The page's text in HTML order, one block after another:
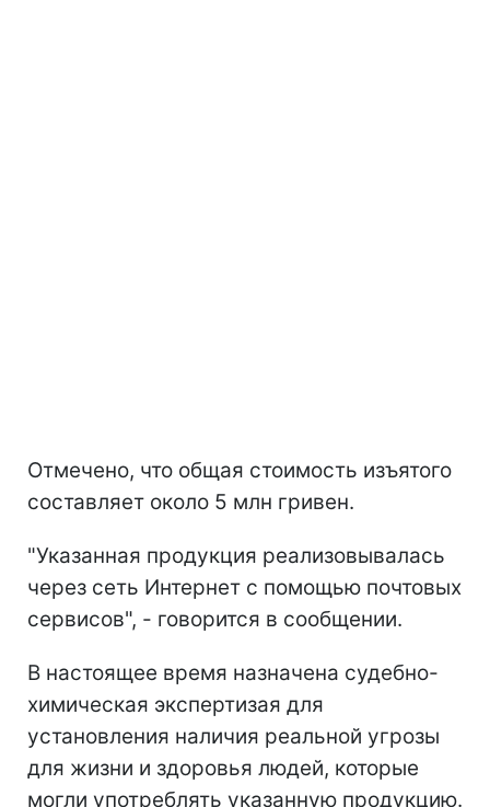
Отмечено, что общая стоимость изъятого
составляет около 5 млн гривен.
"Указанная продукция реализовывалась
через сеть Интернет с помощью почтовых
сервисов", - говорится в сообщении.
В настоящее время назначена судебно-
химическая экспертизая для
установления наличия реальной угрозы
для жизни и здоровья людей, которые
могли употреблять указанную продукцию.